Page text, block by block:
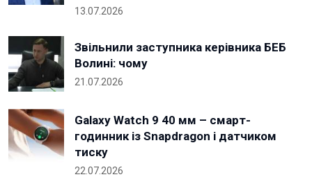
13.07.2026
Звільнили заступника керівника БЕБ
Волині: чому
21.07.2026
Galaxy Watch 9 40 мм – смарт-
годинник із Snapdragon і датчиком
тиску
22.07.2026